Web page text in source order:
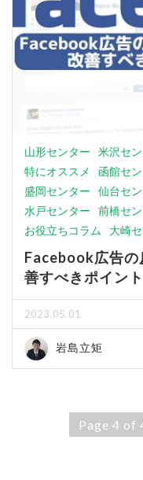
山形センター 米沢セ
特にオススメ
函館セ
盛岡センター
仙台セ
水戸センター
前橋セ
お役立ちコラム
大崎
Facebook広告の
善すべきポイン
2023.05.01
岩島立矩
Page 4 of